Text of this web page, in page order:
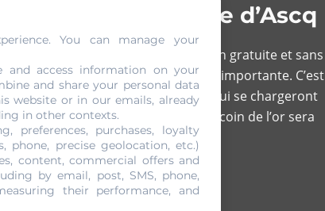
Or à Villeneuve d’Ascq
votre or. C’est une prestation gratuite et sans
de votre or est une étape importante. C’est
personnes hautement qualifiées qui se chargeront
les contrefaçons. Chaque recoin de l’or sera
You can manage your
access information on your
and share your personal data
website or in our emails, already
in other contexts.
preferences, purchases, loyalty
phone, precise geolocation, etc.)
content, commercial offers and
by email, post, SMS, phone,
their performance, and